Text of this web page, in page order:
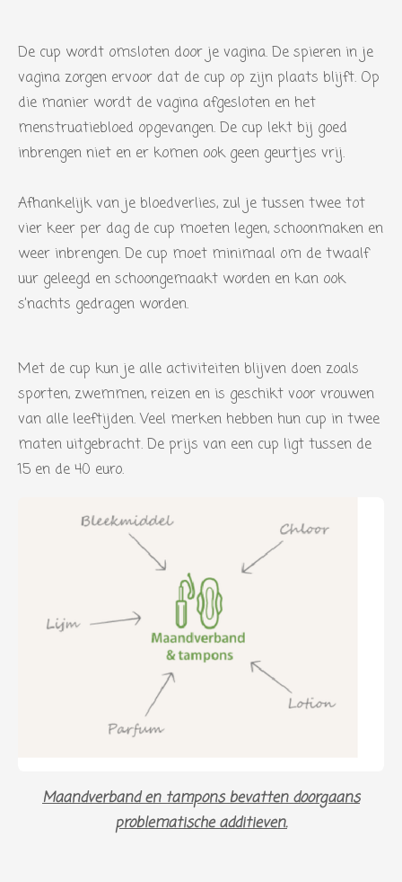
De cup wordt omsloten door je vagina. De spieren in je
vagina zorgen ervoor dat de cup op zijn plaats blijft. Op
die manier wordt de vagina afgesloten en het
menstruatiebloed opgevangen. De cup lekt bij goed
inbrengen niet en er komen ook geen geurtjes vrij.
Afhankelijk van je bloedverlies, zul je tussen twee tot
vier keer per dag de cup moeten legen, schoonmaken en
weer inbrengen. De cup moet minimaal om de twaalf
uur geleegd en schoongemaakt worden en kan ook
s’nachts gedragen worden.
Met de cup kun je alle activiteiten blijven doen zoals
sporten, zwemmen, reizen en is geschikt voor vrouwen
van alle leeftijden. Veel merken hebben hun cup in twee
maten uitgebracht. De prijs van een cup ligt tussen de
15 en de 40 euro.
Maandverband en tampons bevatten doorgaans
problematische additieven.